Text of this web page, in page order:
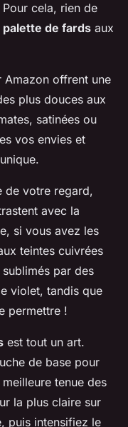
cela, rien de
palette de fards aux
Amazon offrent une
plus douces aux
satinées ou
vos envies et
unique.
de votre regard,
avec la
si vous avez les
teintes cuivrées
par des
violet, tandis que
permettre !
est tout un art.
de base pour
tenue des
la plus claire sur
puis intensifiez le